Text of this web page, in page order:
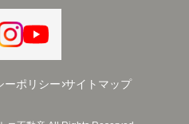
ーポリシー サイトマップ